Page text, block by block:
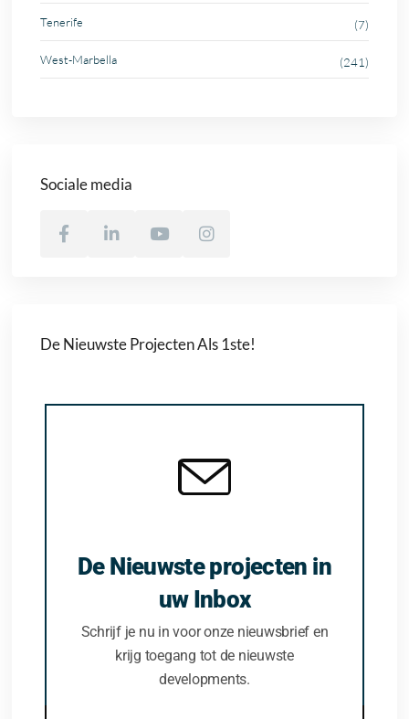
Tenerife (7)
West-Marbella (241)
Sociale media
De Nieuwste Projecten Als 1ste!
De Nieuwste projecten in
uw Inbox
Schrijf je nu in voor onze nieuwsbrief en
krijg toegang tot de nieuwste
developments.